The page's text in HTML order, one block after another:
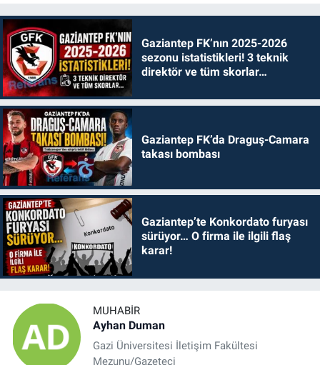
Gaziantep FK’nın 2025-2026
sezonu istatistikleri! 3 teknik
direktör ve tüm skorlar…
Gaziantep FK’da Draguş-Camara
takası bombası
Gaziantep’te Konkordato furyası
sürüyor… O firma ile ilgili flaş
karar!
MUHABIR
Ayhan Duman
Gazi Üniversitesi İletişim Fakültesi
Mezunu/Gazeteci